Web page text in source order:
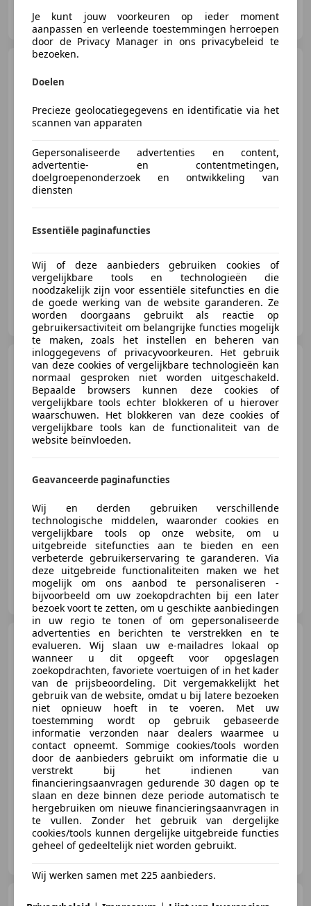
NL-2671 DB NAALDWIJK
€ 44.945
Veenauto.nl
NL-2671 DB NAALDWIJK
BMW X1sDrive20i M-Sport
Pano/Leder/H&K
Veenauto.nl
NL-2671 DB NAALDWIJK
Fiat 500C 1.0 Hybrid Lounge
Navi/Apple Carplay
€ 12.745
08/2020 52.596 km Elektro/Benzine -/-
Veenauto.nl
SEAT Tarraco 1.5 TSI FR 7-
Je kunt jouw voorkeuren op ieder moment
aanpassen en verleende toestemmingen herroepen
door de Privacy Manager in ons privacybeleid te
bezoeken.
Doelen
Precieze geolocatiegegevens en identificatie via het
scannen van apparaten
Gepersonaliseerde advertenties en content,
advertentie- en contentmetingen,
doelgroepenonderzoek en ontwikkeling van
diensten
Essentiële paginafuncties
Wij of deze aanbieders gebruiken cookies of
vergelijkbare tools en technologieën die
noodzakelijk zijn voor essentiële sitefuncties en die
de goede werking van de website garanderen. Ze
worden doorgaans gebruikt als reactie op
gebruikersactiviteit om belangrijke functies mogelijk
te maken, zoals het instellen en beheren van
inloggegevens of privacyvoorkeuren. Het gebruik
van deze cookies of vergelijkbare technologieën kan
normaal gesproken niet worden uitgeschakeld.
Bepaalde browsers kunnen deze cookies of
vergelijkbare tools echter blokkeren of u hierover
waarschuwen. Het blokkeren van deze cookies of
vergelijkbare tools kan de functionaliteit van de
website beïnvloeden.
Geavanceerde paginafuncties
Wij en derden gebruiken verschillende
technologische middelen, waaronder cookies en
vergelijkbare tools op onze website, om u
uitgebreide sitefuncties aan te bieden en een
verbeterde gebruikerservaring te garanderen. Via
deze uitgebreide functionaliteiten maken we het
mogelijk om ons aanbod te personaliseren -
bijvoorbeeld om uw zoekopdrachten bij een later
bezoek voort te zetten, om u geschikte aanbiedingen
in uw regio te tonen of om gepersonaliseerde
advertenties en berichten te verstrekken en te
evalueren. Wij slaan uw e-mailadres lokaal op
wanneer u dit opgeeft voor opgeslagen
zoekopdrachten, favoriete voertuigen of in het kader
van de prijsbeoordeling. Dit vergemakkelijkt het
gebruik van de website, omdat u bij latere bezoeken
niet opnieuw hoeft in te voeren. Met uw
toestemming wordt op gebruik gebaseerde
informatie verzonden naar dealers waarmee u
contact opneemt. Sommige cookies/tools worden
door de aanbieders gebruikt om informatie die u
verstrekt bij het indienen van
financieringsaanvragen gedurende 30 dagen op te
slaan en deze binnen deze periode automatisch te
hergebruiken om nieuwe financieringsaanvragen in
te vullen. Zonder het gebruik van dergelijke
cookies/tools kunnen dergelijke uitgebreide functies
geheel of gedeeltelijk niet worden gebruikt.
Wij werken samen met 225 aanbieders.